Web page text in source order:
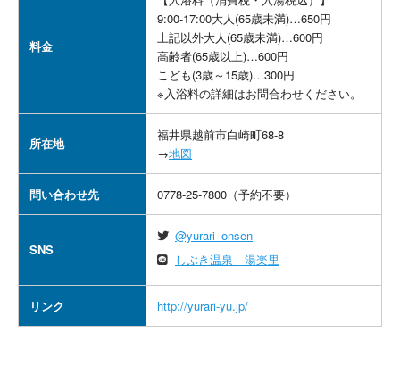
料金
9:00-17:00大人(65歳未満)…650円
上記以外大人(65歳未満)…600円
高齢者(65歳以上)…600円
こども(3歳～15歳)…300円
※入浴料の詳細はお問合わせください。
所在地
福井県越前市白崎町68-8
→地図
問い合わせ先 0778-25-7800（予約不要）
SNS
@yurari_onsen
しぶき温泉 湯楽里
リンク http://yurari-yu.jp/